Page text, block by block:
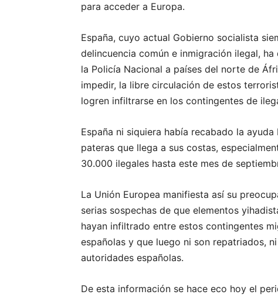
para acceder a Europa.
España, cuyo actual Gobierno socialista
delincuencia común e inmigración ilegal,
la Policía Nacional a países del norte de
impedir, la libre circulación de estos
logren infiltrarse en los contingentes de
España ni siquiera había recabado la
pateras que llega a sus costas,
30.000 ilegales hasta este mes de
La Unión Europea manifiesta así su
serias sospechas de que elementos
hayan infiltrado entre estos contingentes
españolas y que luego ni son repatriados,
autoridades españolas.
De esta información se hace eco hoy el